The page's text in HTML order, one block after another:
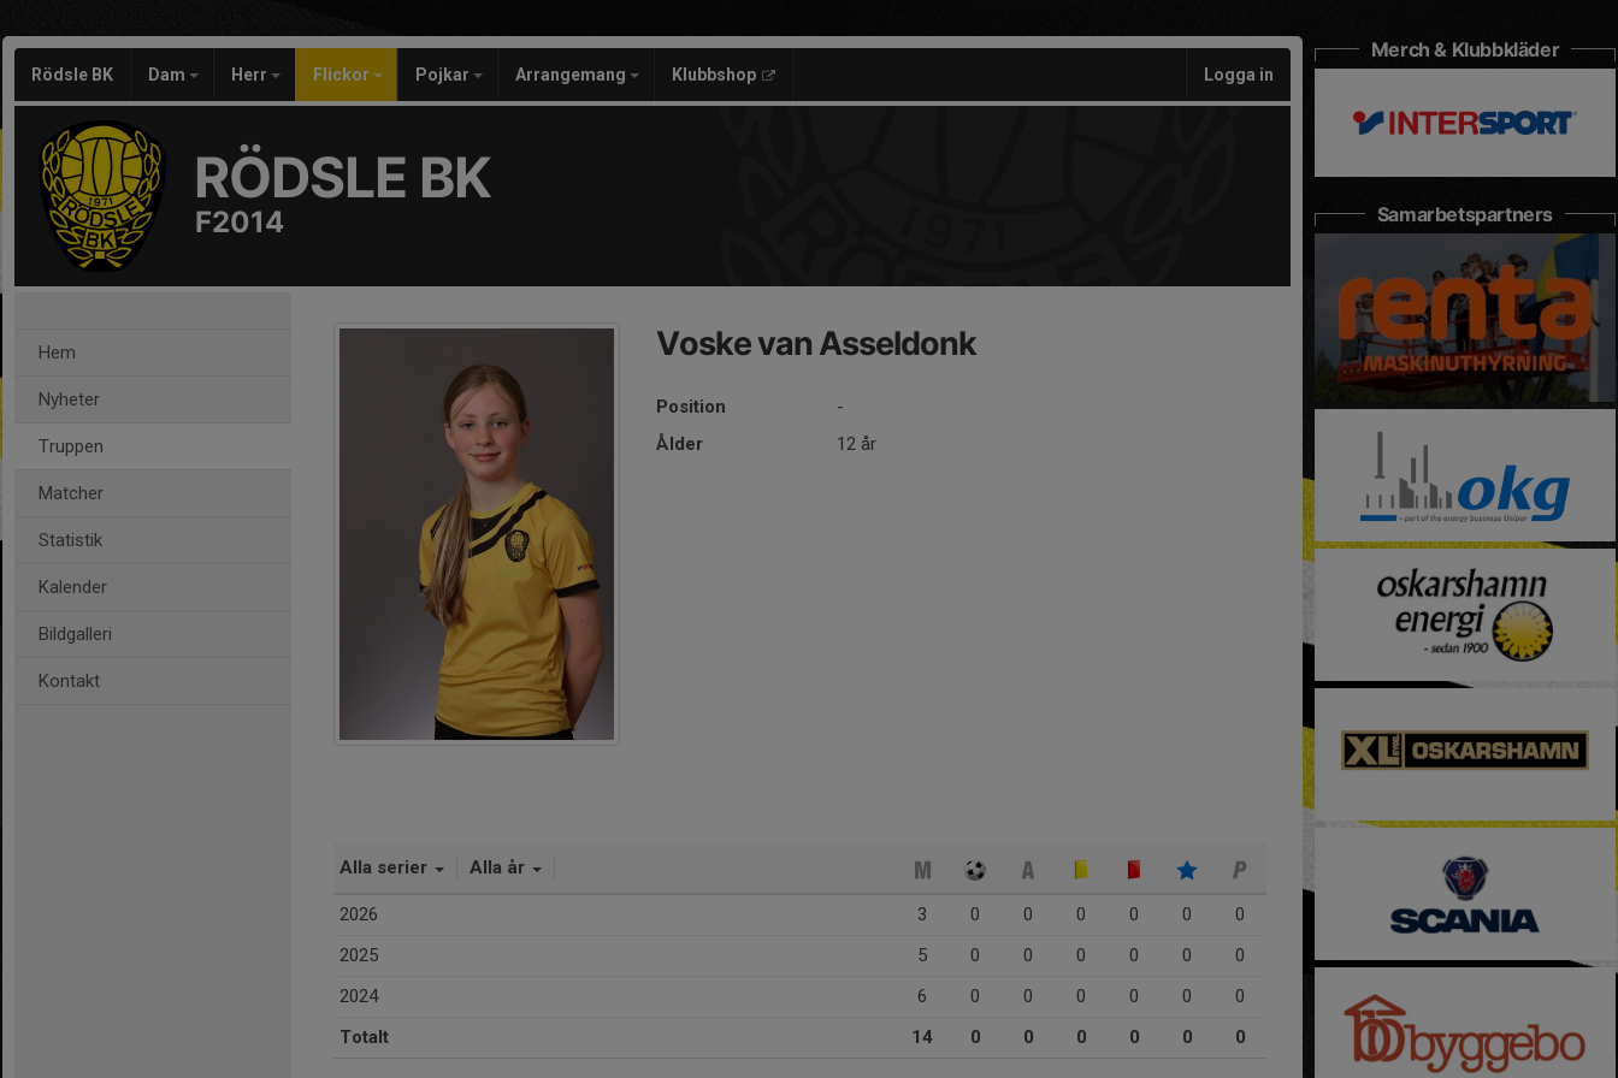
Rödsle BK Dam Herr Flickor Pojkar Arrangemang Klubbshop Logga in
RÖDSLE BK
F2014
Hem
Nyheter
Truppen
Matcher
Statistik
Kalender
Bildgalleri
Kontakt
Voske van Asseldonk
Position
-
Ålder
12 år
Alla serier Alla år
2026 3 0 0 0 0 0
0
2025
5 0 0 0 0 0
0
2024
6 0 0 0 0 0
0
Totalt
14 0 0 0 0 0 0
Merch & Klubbkläder
Samarbetspartners